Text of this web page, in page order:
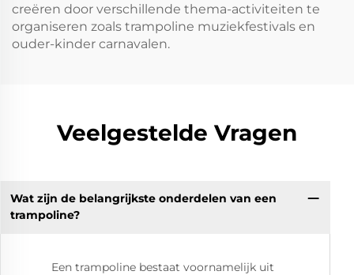
creëren door verschillende thema-activiteiten te
organiseren zoals trampoline muziekfestivals en
ouder-kinder carnavalen.
Veelgestelde Vragen
Wat zijn de belangrijkste onderdelen van een
trampoline?
Een trampoline bestaat voornamelijk uit